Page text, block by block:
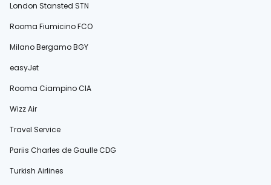
London Stansted STN
Rooma Fiumicino FCO
Milano Bergamo BGY
easyJet
Rooma Ciampino CIA
Wizz Air
Travel Service
Pariis Charles de Gaulle CDG
Turkish Airlines